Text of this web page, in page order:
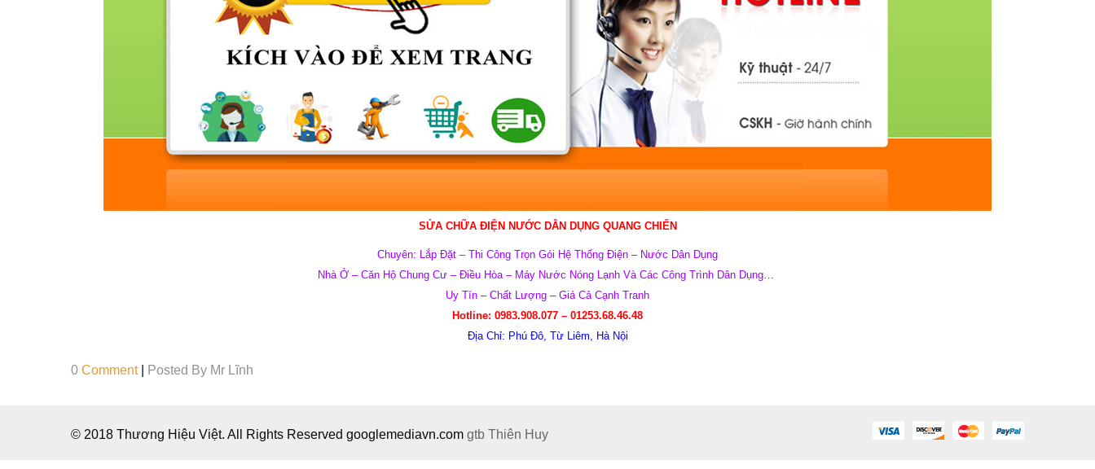
SỬA CHỮA ĐIỆN NƯỚC DÂN DỤNG QUANG CHIẾN
Chuyên: Lắp Đặt – Thi Công Trọn Gói Hệ Thống Điện – Nước Dân Dụng
Nhà Ở – Căn Hộ Chung Cư – Điều Hòa – Máy Nước Nóng Lạnh Và Các Công Trình Dân Dụng…
Uy Tín – Chất Lượng – Giá Cả Cạnh Tranh
Hotline: 0983.908.077 – 01253.68.46.48
Địa Chỉ: Phú Đô, Từ Liêm, Hà Nội
0 Comment Posted By Mr Lĩnh
© 2018 Thương Hiệu Việt. All Rights Reserved googlemediavn.com gtb Thiên Huy